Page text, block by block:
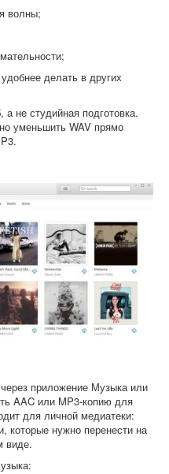
волны;
делать в других
не студийная подготовка.
уменьшить WAV прямо
приложение Музыка или
AAC или MP3-копию для
для личной медиатеки:
которые нужно перенести на
виде.